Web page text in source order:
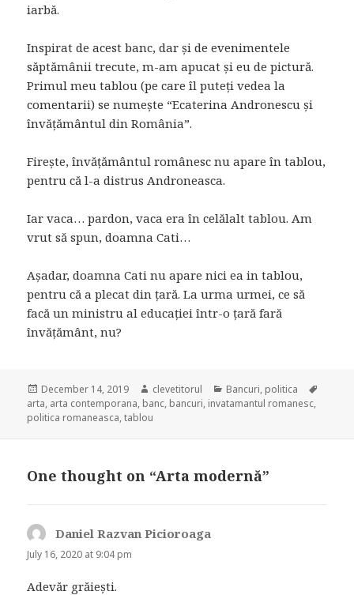
iarbă.
Inspirat de acest banc, dar și de evenimentele
săptămânii trecute, m-am apucat și eu de pictură.
Primul meu tablou (pe care îl puteți vedea la
comentarii) se numește “Ecaterina Andronescu și
învățământul din România”.
Firește, învățământul românesc nu apare în tablou,
pentru că l-a distrus Androneasca.
Iar vaca… pardon, vaca era în celălalt tablou. Am
vrut să spun, doamna Cati…
Așadar, doamna Cati nu apare nici ea in tablou,
pentru că a plecat din țară. La urma urmei, ce să
facă un ministru al educației într-o țară fară
învățământ, nu?
Posted
on
December 14, 2019 Author
clevetitorul Categories
Bancuri, politica
arta, arta contemporana, banc, bancuri, invatamantul romanesc,
politica romaneasca,tablou
One thought on “Arta modernă”
Daniel Razvan Picioroaga
July 16, 2020 at 9:04 pm
Adevăr grăiești.